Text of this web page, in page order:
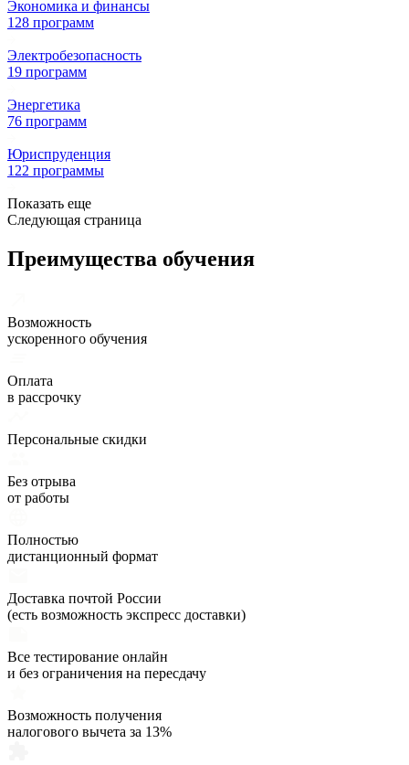
Экономика и финансы
128 программ
Электробезопасность
19 программ
Энергетика
76 программ
Юриспруденция
122 программы
Показать еще
Следующая страница
Преимущества обучения
Возможность
ускоренного обучения
Оплата
в рассрочку
Персональные скидки
Без отрыва
от работы
Полностью
дистанционный формат
Доставка почтой России
(есть возможность экспресс доставки)
Все тестирование онлайн
и без ограничения на пересдачу
Возможность получения
налогового вычета за 13%